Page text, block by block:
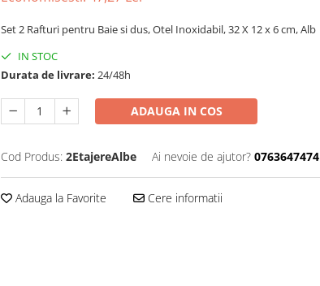
Set 2 Rafturi pentru Baie si dus, Otel Inoxidabil, 32 X 12 x 6 cm, Alb
IN STOC
Durata de livrare: 24/48h
ADAUGA IN COS
Cod Produs: 2EtajereAlbe Ai nevoie de ajutor? 0763647474
Adauga la Favorite Cere informatii